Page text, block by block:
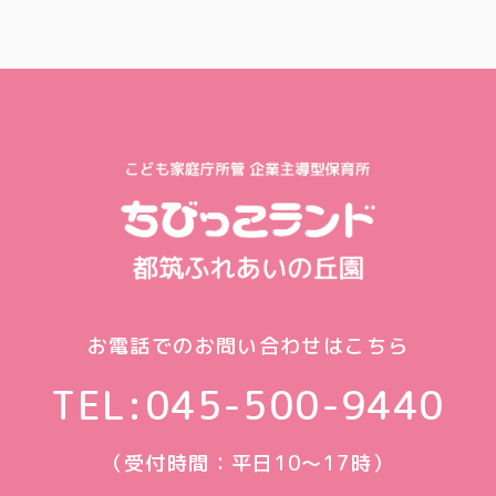
お電話でのお問い合わせはこちら
TEL:045-500-9440
（受付時間：平日10〜17時）